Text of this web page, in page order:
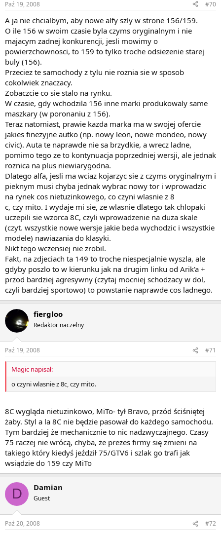
Paź 19, 2008 #70
A ja nie chcialbym, aby nowe alfy szly w strone 156/159.
O ile 156 w swoim czasie byla czyms oryginalnym i nie
majacym zadnej konkurencji, jesli mowimy o
powierzchownosci, to 159 to tylko troche odsiezenie starej
buly (156).
Przeciez te samochody z tylu nie roznia sie w sposob
cokolwiek znaczacy.
Zobaczcie co sie stalo na rynku.
W czasie, gdy wchodzila 156 inne marki produkowaly same
maszkary (w poronaniu z 156).
Teraz natomiast, prawie kazda marka ma w swojej ofercie
jakies finezyjne autko (np. nowy leon, nowe mondeo, nowy
civic). Auta te naprawde nie sa brzydkie, a wrecz ladne,
pomimo tego ze to kontynuacja poprzedniej wersji, ale jednak
roznica na plus niewiarygodna.
Dlatego alfa, jesli ma wciaz kojarzyc sie z czyms oryginalnym i
pieknym musi chyba jednak wybrac nowy tor i wprowadzic
na rynek cos nietuzinkowego, co czyni wlasnie z 8
c, czy mito. I wydaje mi sie, ze wlasnie dlatego tak chlopaki
uczepili sie wzorca 8C, czyli wprowadzenie na duza skale
(czyt. wszystkie nowe wersje jakie beda wychodzic i wszystkie
modele) nawiazania do klasyki.
Nikt tego wczensiej nie zrobil.
Fakt, na zdjeciach ta 149 to troche niespecjalnie wyszla, ale
gdyby poszlo to w kierunku jak na drugim linku od Arik'a +
przod bardziej agresywny (czytaj mocniej schodzacy w dol,
czyli bardziej sportowo) to powstanie naprawde cos ladnego.
fiergloo
Redaktor naczelny
Paź 19, 2008 #71
Magic napisał:
o czyni wlasnie z 8c, czy mito.
8C wygląda nietuzinkowo, MiTo- tył Bravo, przód ściśniętej
żaby. Styl a la 8C nie będzie pasował do każdego samochodu.
Tym bardziej że mechanicznie to nic nadzwyczajnego. Czasy
75 raczej nie wrócą, chyba, że prezes firmy się zmieni na
takiego który kiedyś jeździł 75/GTV6 i szlak go trafi jak
wsiądzie do 159 czy MiTo
D Damian
Guest
Paź 20, 2008 #72